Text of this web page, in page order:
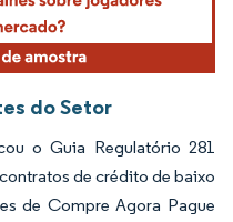
do Setor
o Guia Regulatório 281
de crédito de baixo
de Compre Agora Pague